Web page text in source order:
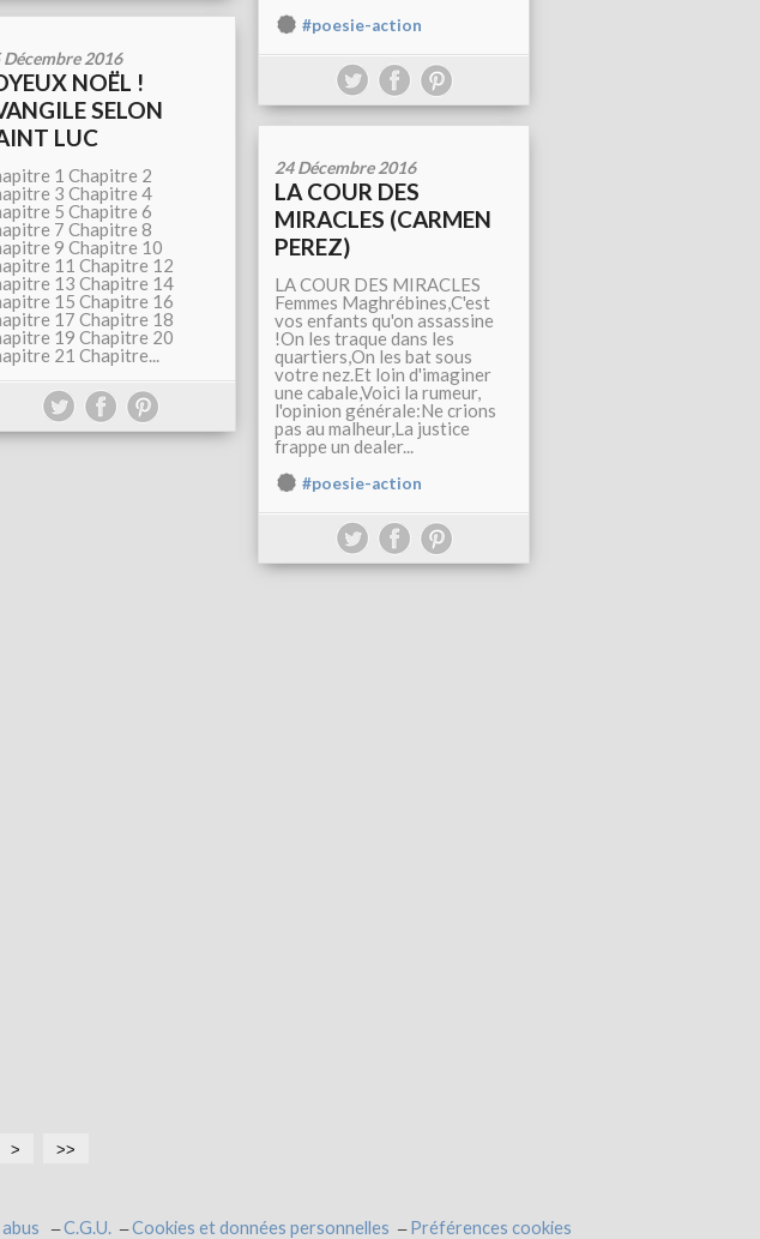
#poesie-action
Décembre 2016
NOËL !
SELON
LUC
1 Chapitre 2
3 Chapitre 4
5 Chapitre 6
7 Chapitre 8
9 Chapitre 10
11 Chapitre 12
13 Chapitre 14
15 Chapitre 16
17 Chapitre 18
19 Chapitre 20
21 Chapitre...
24 Décembre 2016
LA COUR DES
MIRACLES (CARMEN
PEREZ)
LA COUR DES MIRACLES
Femmes Maghrébines,C'est
vos enfants qu'on assassine
!On les traque dans les
quartiers,On les bat sous
votre nez.Et loin d'imaginer
une cabale,Voici la rumeur,
l'opinion générale:Ne crions
pas au malheur,La justice
frappe un dealer...
#poesie-action
> >>
C.G.U. Cookies et données personnelles Préférences cookies